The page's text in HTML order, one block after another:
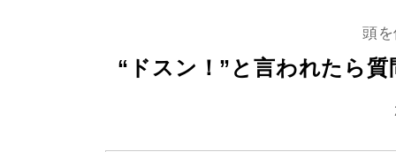
頭
“ドスン！”と言われたら